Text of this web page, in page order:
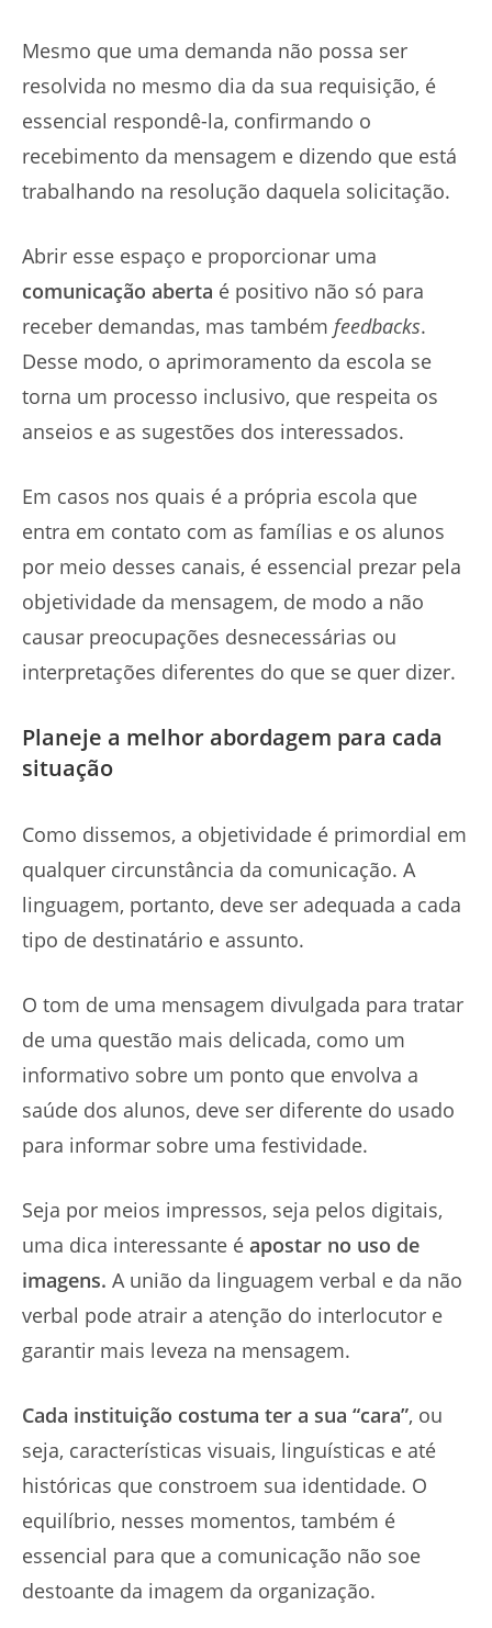
Mesmo que uma demanda não possa ser
resolvida no mesmo dia da sua requisição, é
essencial respondê-la, confirmando o
recebimento da mensagem e dizendo que está
trabalhando na resolução daquela solicitação.
Abrir esse espaço e proporcionar uma
comunicação aberta é positivo não só para
receber demandas, mas também feedbacks.
Desse modo, o aprimoramento da escola se
torna um processo inclusivo, que respeita os
anseios e as sugestões dos interessados.
Em casos nos quais é a própria escola que
entra em contato com as famílias e os alunos
por meio desses canais, é essencial prezar pela
objetividade da mensagem, de modo a não
causar preocupações desnecessárias ou
interpretações diferentes do que se quer dizer.
Planeje a melhor abordagem para cada
situação
Como dissemos, a objetividade é primordial em
qualquer circunstância da comunicação. A
linguagem, portanto, deve ser adequada a cada
tipo de destinatário e assunto.
O tom de uma mensagem divulgada para tratar
de uma questão mais delicada, como um
informativo sobre um ponto que envolva a
saúde dos alunos, deve ser diferente do usado
para informar sobre uma festividade.
Seja por meios impressos, seja pelos digitais,
uma dica interessante é apostar no uso de
imagens. A união da linguagem verbal e da não
verbal pode atrair a atenção do interlocutor e
garantir mais leveza na mensagem.
Cada instituição costuma ter a sua “cara”, ou
seja, características visuais, linguísticas e até
históricas que constroem sua identidade. O
equilíbrio, nesses momentos, também é
essencial para que a comunicação não soe
destoante da imagem da organização.